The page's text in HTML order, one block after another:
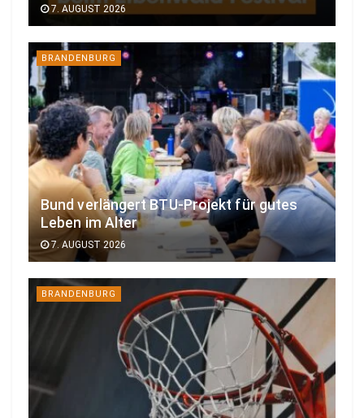
7. AUGUST 2026
BRANDENBURG
Bund verlängert BTU-Projekt für gutes
Leben im Alter
7. AUGUST 2026
BRANDENBURG